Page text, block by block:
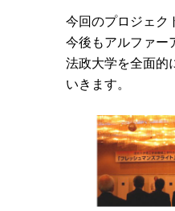
今回のプロジェク
今後もアルファー
法政大学を全面的
いきます。